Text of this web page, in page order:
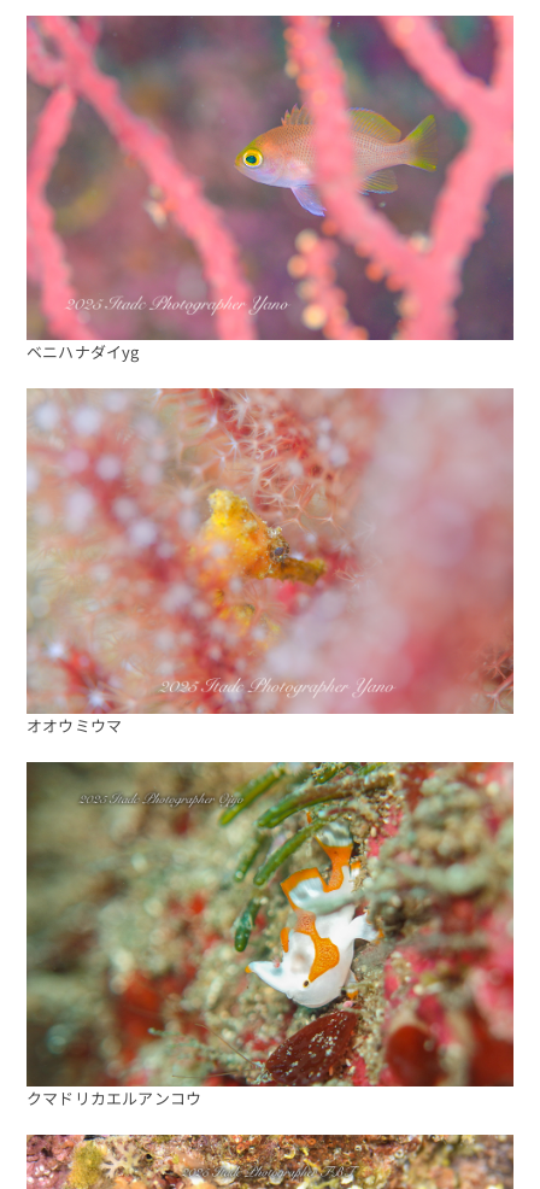
ベニハナダイyg
オオウミウマ
クマドリカエルアンコウ